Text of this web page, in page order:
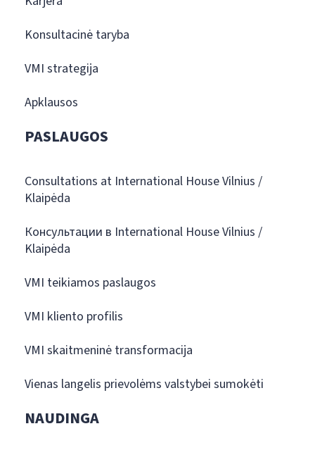
Konsultacinė taryba
VMI strategija
Apklausos
PASLAUGOS
Consultations at International House Vilnius /
Klaipėda
Консультации в International House Vilnius /
Klaipėda
VMI teikiamos paslaugos
VMI kliento profilis
VMI skaitmeninė transformacija
Vienas langelis prievolėms valstybei sumokėti
NAUDINGA